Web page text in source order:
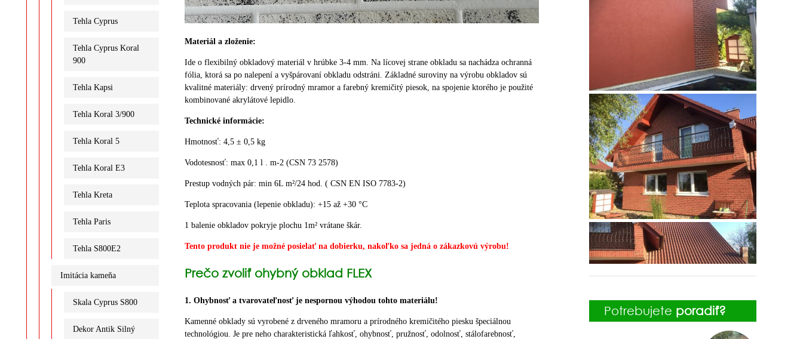
Tehla Cyprus
Tehla Cyprus Koral
900
Tehla Kapsi
Tehla Koral 3/900
Tehla Koral 5
Tehla Koral E3
Tehla Kreta
Tehla Paris
Tehla S800E2
Imitácia kameňa
Skala Cyprus S800
Dekor Antik Silný
Materiál a zloženie:
Ide o flexibilný obkladový materiál v hrúbke 3-4 mm. Na lícovej strane obkladu sa nachádza ochranná
fólia, ktorá sa po nalepení a vyšpárovaní obkladu odstráni. Základné suroviny na výrobu obkladov sú
kvalitné materiály: drvený prírodný mramor a farebný kremičitý piesok, na spojenie ktorého je použité
kombinované akrylátové lepidlo.
Technické informácie:
Hmotnosť: 4,5 ± 0,5 kg
Vodotesnosť: max 0,1 l . m-2 (CSN 73 2578)
Prestup vodných pár: min 6L m²/24 hod. ( CSN EN ISO 7783-2)
Teplota spracovania (lepenie obkladu): +15 až +30 °C
1 balenie obkladov pokryje plochu 1m² vrátane škár.
Tento produkt nie je možné posielať na dobierku, nakoľko sa jedná o zákazkovú výrobu!
Prečo zvoliť ohybný obklad FLEX
1. Ohybnosť a tvarovateľnosť je nespornou výhodou tohto materiálu!
Kamenné obklady sú vyrobené z drveného mramoru a prírodného kremičitého piesku špeciálnou
technológiou. Je pre neho charakteristická ľahkosť, ohybnosť, pružnosť, odolnosť, stálofarebnosť,
Potrebujete poradiť?